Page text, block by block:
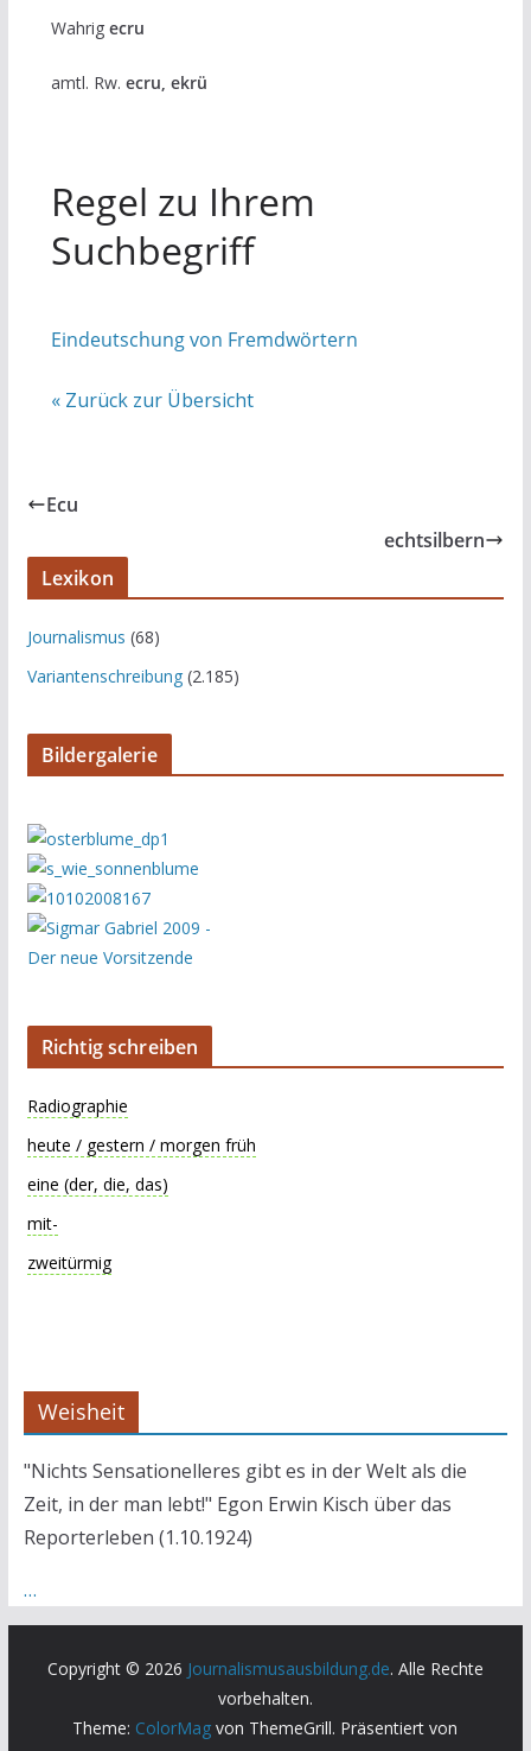
Wahrig ecru
amtl. Rw. ecru, ekrü
Regel zu Ihrem
Suchbegriff
Eindeutschung von Fremdwörtern
« Zurück zur Übersicht
Ecu
echtsilbern
Lexikon
Journalismus (68)
Variantenschreibung(2.185)
Bildergalerie
Richtig schreiben
Radiographie
heute / gestern / morgen früh
eine (der, die, das)
mit-
zweitürmig
Weisheit
"Nichts Sensationelleres gibt es in der Welt als die
Zeit, in der man lebt!" Egon Erwin Kisch über das
Reporterleben (1.10.1924)
…
Copyright © 2026 Journalismusausbildung.de. Alle Rechte
vorbehalten.
Theme: ColorMag von ThemeGrill. Präsentiert von